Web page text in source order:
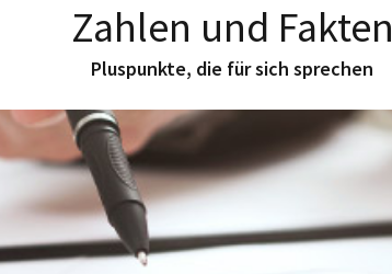
Zahlen und Fakten
Pluspunkte, die für sich sprechen